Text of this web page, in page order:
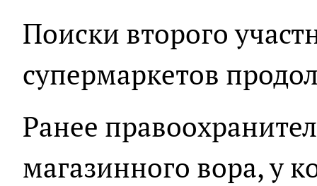
Поиски второго
супермаркетов
Ранее
магазинного вора, у